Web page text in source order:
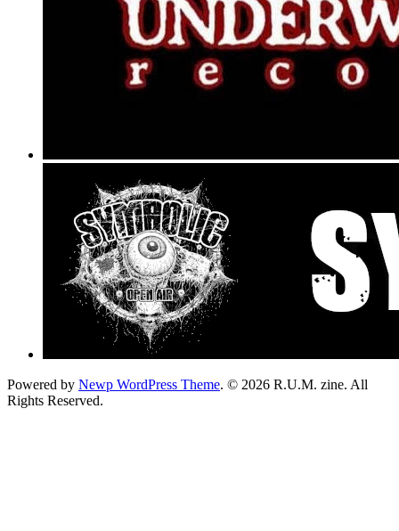
Powered by Newp WordPress Theme. © 2026 R.U.M. zine. All
Rights Reserved.